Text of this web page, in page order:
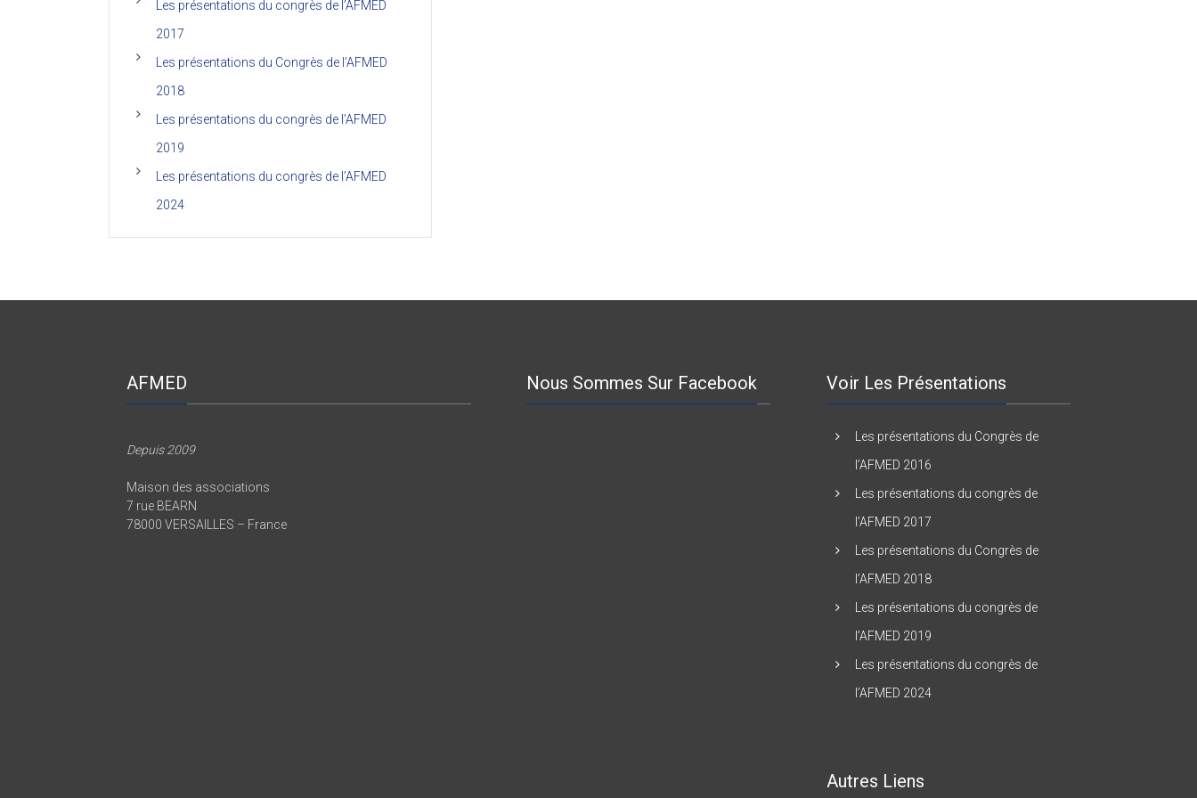
Les présentations du congrès de l’AFMED
2017
Les présentations du Congrès de l’AFMED
2018
Les présentations du congrès de l’AFMED
2019
Les présentations du congrès de l’AFMED
2024
AFMED
Depuis 2009
Maison des associations
7 rue BEARN
78000 VERSAILLES – France
Nous Sommes Sur Facebook Voir Les Présentations
Les présentations du Congrès de
l’AFMED 2016
Les présentations du congrès de
l’AFMED 2017
Les présentations du Congrès de
l’AFMED 2018
Les présentations du congrès de
l’AFMED 2019
Les présentations du congrès de
l’AFMED 2024
Autres Liens